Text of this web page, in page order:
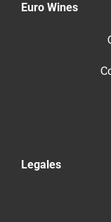
Euro Wines
Legales